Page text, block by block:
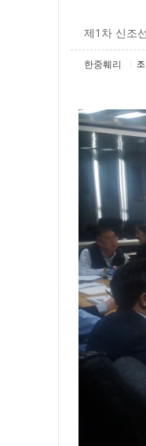
제1차 신조
한중훼리